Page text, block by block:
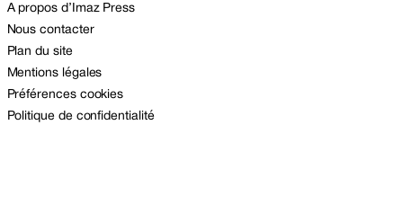
A propos d’Imaz Press
Nous contacter
Plan du site
Mentions légales
Préférences cookies
Politique de confidentialité